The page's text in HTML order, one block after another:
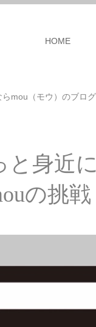
HOME
mou（モウ）のブログ
と身近
の挑戦